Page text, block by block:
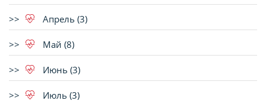
Апрель (3)
Май (8)
Июнь (3)
Июль (3)